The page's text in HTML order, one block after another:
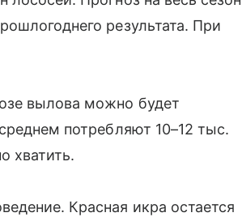
результата. При
вылова можно будет
потребляют 10–12 тыс.
хватить.
Красная икра остается